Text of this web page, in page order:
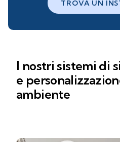
TROVA UN
I nostri sistemi di
e
ambiente